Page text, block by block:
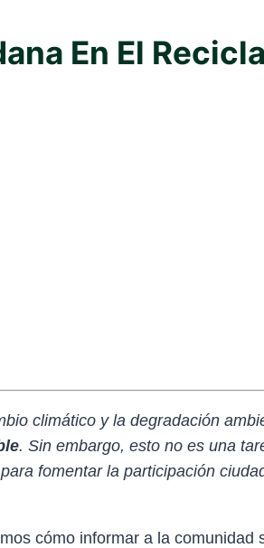
En El
climático y la degradación
. Sin embargo, esto no es una
fomentar la participación
cómo informar a la comunidad